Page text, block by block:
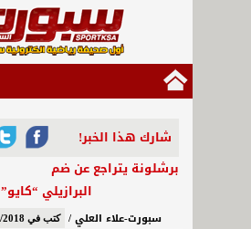
شارك هذا الخبر!
برشلونة يتراجع عن ضم
البرازيلي “كايو”
سبورت-علاء العلي / كتب في 21/12/2018 - 1:15 م